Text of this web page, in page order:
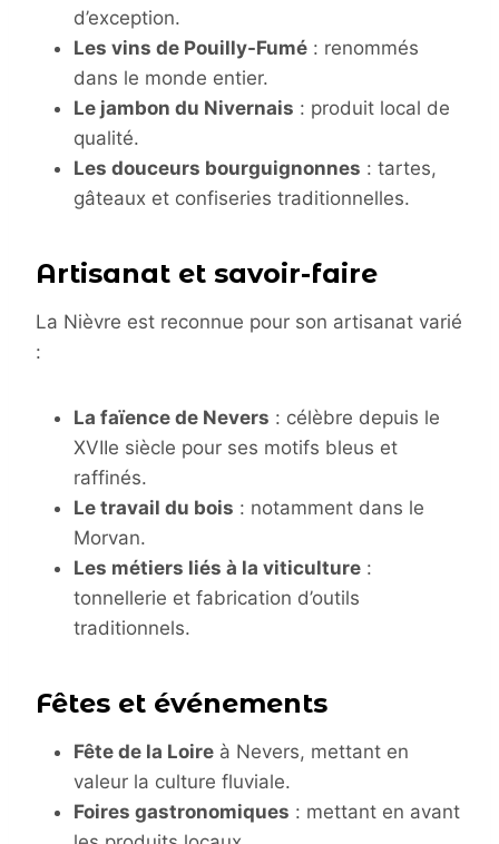
d’exception.
Les vins de Pouilly-Fumé : renommés
dans le monde entier.
Le jambon du Nivernais : produit local de
qualité.
Les douceurs bourguignonnes : tartes,
gâteaux et confiseries traditionnelles.
Artisanat et savoir-faire
La Nièvre est reconnue pour son artisanat varié
:
La faïence de Nevers : célèbre depuis le
XVIIe siècle pour ses motifs bleus et
raffinés.
Le travail du bois : notamment dans le
Morvan.
Les métiers liés à la viticulture :
tonnellerie et fabrication d’outils
traditionnels.
Fêtes et événements
Fête de la Loire à Nevers, mettant en
valeur la culture fluviale.
Foires gastronomiques : mettant en avant